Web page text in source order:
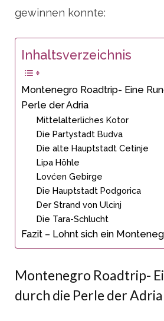
gewinnen konnte:
Inhaltsverzeichnis
Montenegro Roadtrip- Eine
Perle der Adria
Mittelalterliches Kotor
Die Partystadt Budva
Die alte Hauptstadt Cetinje
Lipa Höhle
Lovćen Gebirge
Die Hauptstadt Podgorica
Der Strand von Ulcinj
Die Tara-Schlucht
Fazit – Lohnt sich ein
Montenegro Roadtrip-
durch die Perle der Adria